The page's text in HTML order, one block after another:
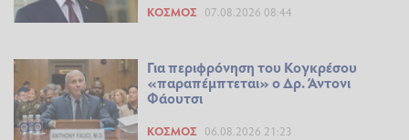
ΚΌΣΜΟΣ 07.08.2026 08:44
Για περιφρόνηση του Κογκρέσου
«παραπέμπτεται» ο Δρ. Άντονι
Φάουτσι
ΚΌΣΜΟΣ 06.08.2026 21:23